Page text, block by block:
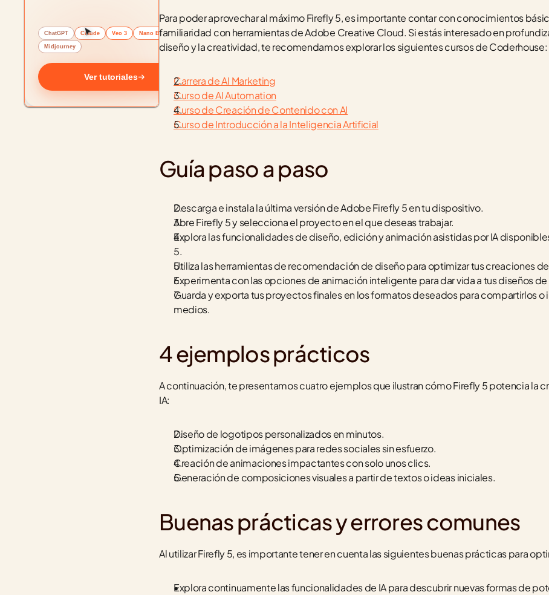
ChatGPT Claude Veo 3 Nano Banana
Midjourney
Ver tutoriales
Para poder aprovechar al máximo Firefly 5, es importante contar con conocimientos
familiaridad con herramientas de Adobe Creative Cloud. Si estás interesado en
diseño y la creatividad, te recomendamos explorar los siguientes cursos de Coderhouse:
Carrera de AI Marketing
Curso de AI Automation
Curso de Creación de Contenido con AI
Curso de Introducción a la Inteligencia Artificial
Guía paso a paso
Descarga e instala la última versión de Adobe Firefly 5 en tu dispositivo.
Abre Firefly 5 y selecciona el proyecto en el que deseas trabajar.
Explora las funcionalidades de diseño, edición y animación asistidas por IA
5.
Utiliza las herramientas de recomendación de diseño para optimizar tus creaciones
Experimenta con las opciones de animación inteligente para dar vida a tus diseños
Guarda y exporta tus proyectos finales en los formatos deseados para compartirlos o
medios.
4 ejemplos prácticos
A continuación, te presentamos cuatro ejemplos que ilustran cómo Firefly 5 potencia la
IA:
Diseño de logotipos personalizados en minutos.
Optimización de imágenes para redes sociales sin esfuerzo.
Creación de animaciones impactantes con solo unos clics.
Generación de composiciones visuales a partir de textos o ideas iniciales.
Buenas prácticas y errores comunes
Al utilizar Firefly 5, es importante tener en cuenta las siguientes buenas prácticas para
Explora continuamente las funcionalidades de IA para descubrir nuevas formas de